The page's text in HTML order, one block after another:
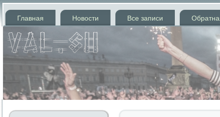
Главная Новости Все записи